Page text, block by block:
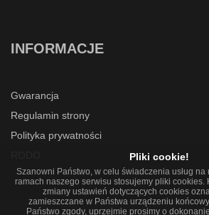
INFORMACJE
Gwarancja
Regulamin strony
Polityka prywatności
Pliki cookie!
Szanowni Państwo, w celu świadczenia usług
ramach naszego serwisu stosujemy pliki cookies.
zmiany ustawień dotyczących cookies
zamieszczane w Państwa urządzeniu
Państwo zgody, uprzejmie prosimy o